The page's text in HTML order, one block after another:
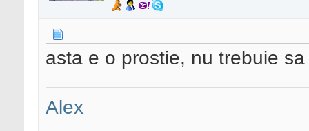
asta e o prostie, nu trebuie
Alex